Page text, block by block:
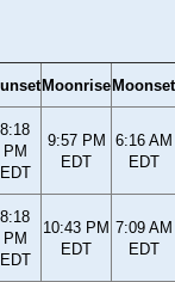
MoonriseMoonset
8:18
PM
EDT
9:57 PM
EDT
6:16 AM
EDT
8:18
PM
EDT
10:43 PM
EDT
7:09 AM
EDT